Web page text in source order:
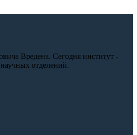
Вредена. Сегодня институт -
отделений.